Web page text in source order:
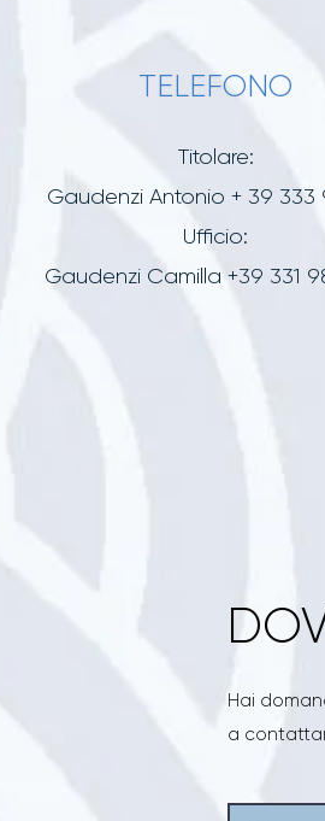
TELEFONO
Titolare:
Gaudenzi Antonio + 39 333
Ufficio:
Gaudenzi Camilla +39 331
Hai
a